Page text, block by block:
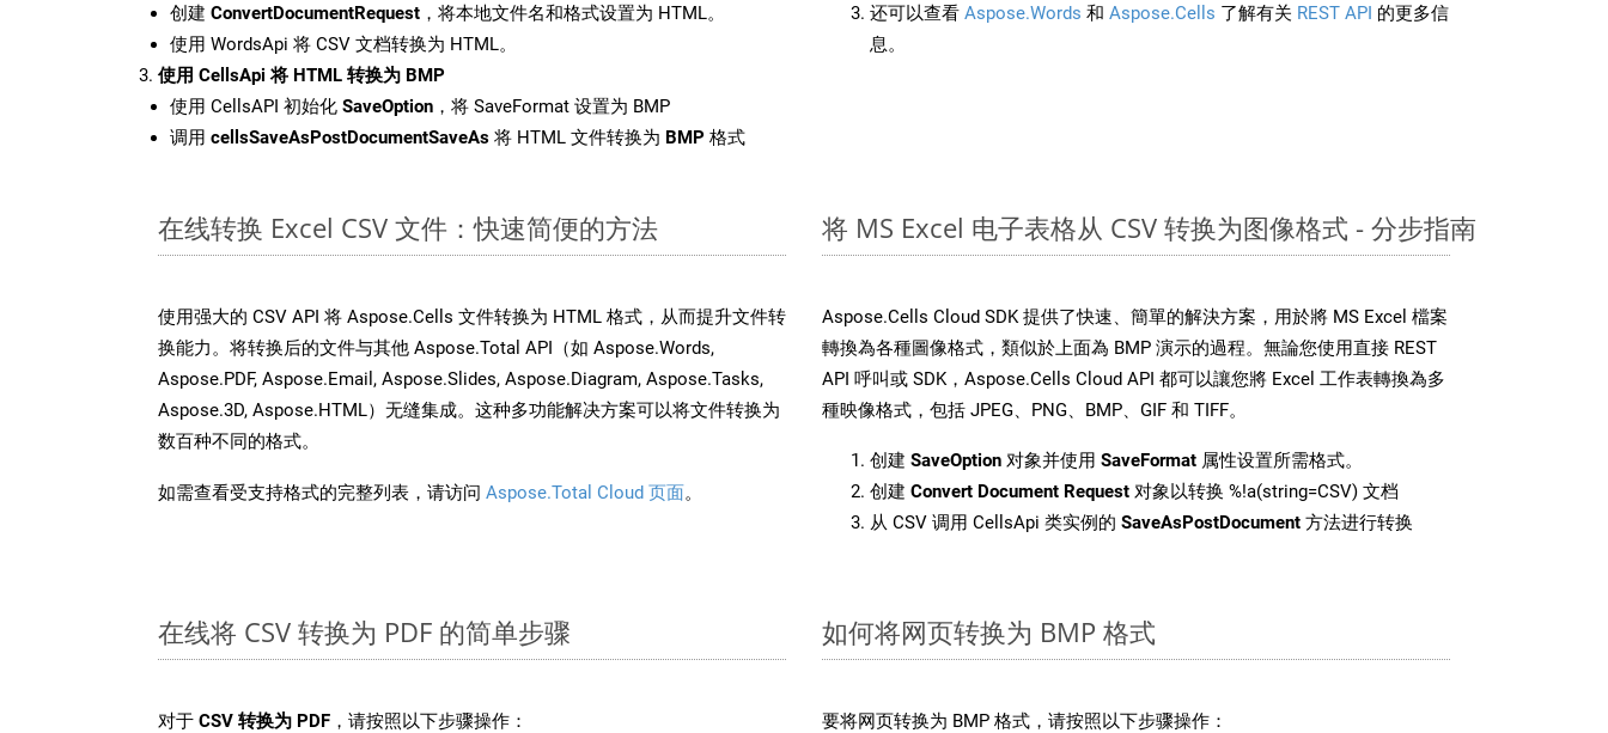
创建 ConvertDocumentRequest ，将本地文件名和格式设置为 HTML。
使用 WordsApi 将 CSV 文档转换为 HTML。
使用 CellsApi 将 HTML 转换为 BMP
使用 CellsAPI 初始化 SaveOption ，将 SaveFormat 设置为 BMP
调用 cellsSaveAsPostDocumentSaveAs 将 HTML 文件转换为 BMP 格式
还可以查看 Aspose.Words 和 Aspose.Cells 了解有关 REST API 的更多信
息。
在线转换 Excel CSV 文件：快速简便的方法
使用强大的 CSV API 将 Aspose.Cells 文件转换为 HTML 格式，从而提升文件转
换能力。将转换后的文件与其他 Aspose.Total API（如 Aspose.Words,
Aspose.PDF, Aspose.Email, Aspose.Slides, Aspose.Diagram, Aspose.Tasks,
Aspose.3D, Aspose.HTML）无缝集成。这种多功能解决方案可以将文件转换为
数百种不同的格式。
如需查看受支持格式的完整列表，请访问 Aspose.Total Cloud 页面。
将 MS Excel 电子表格从 CSV 转换为图像格式 - 分步指南
Aspose.Cells Cloud SDK 提供了快速、簡單的解決方案，用於將 MS Excel 檔案
轉換為各種圖像格式，類似於上面為 BMP 演示的過程。無論您使用直接 REST
API 呼叫或 SDK，Aspose.Cells Cloud API 都可以讓您將 Excel 工作表轉換為多
種映像格式，包括 JPEG、PNG、BMP、GIF 和 TIFF。
创建 SaveOption 对象并使用 SaveFormat 属性设置所需格式。
创建 Convert Document Request 对象以转换 %!a(string=CSV) 文档
从 CSV 调用 CellsApi 类实例的 SaveAsPostDocument 方法进行转换
在线将 CSV 转换为 PDF 的简单步骤
对于 CSV 转换为 PDF ，请按照以下步骤操作：
如何将网页转换为 BMP 格式
要将网页转换为 BMP 格式，请按照以下步骤操作：